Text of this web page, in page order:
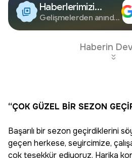
Haberlerimizi
Google'da Takip
Edin
Gelişmelerden anında
Haberin
“ÇOK GÜZEL BİR SEZON
Başarılı bir sezon geçirdiklerini
geçen herkese, seyircimize,
çok teşekkür ediyoruz. Harika